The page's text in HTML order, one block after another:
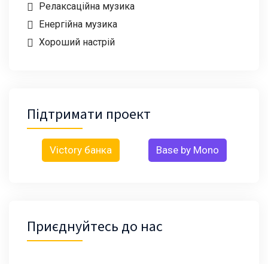
Релаксаційна музика
Енергійна музика
Хороший настрій
Підтримати проект
Victory банка Base by Mono
Приєднуйтесь до нас